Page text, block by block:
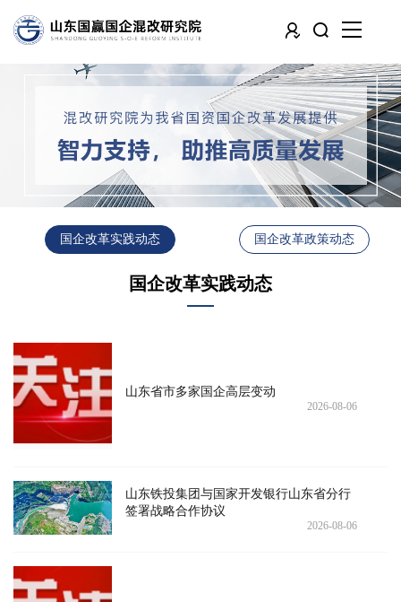
国企改革实践动态 国企改革政策动态
国企改革实践动态
山东省市多家国企高层变动
2026-08-06
山东铁投集团与国家开发银行山东省分行
签署战略合作协议
2026-08-06